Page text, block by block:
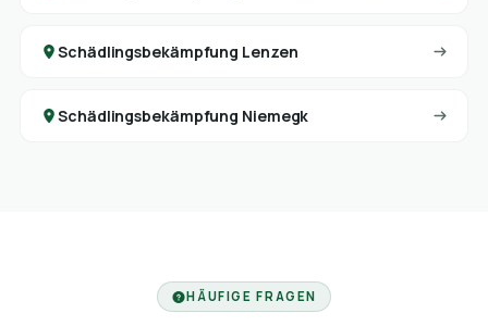
Schädlingsbekämpfung Lenzen
Schädlingsbekämpfung Niemegk
HÄUFIGE FRAGEN